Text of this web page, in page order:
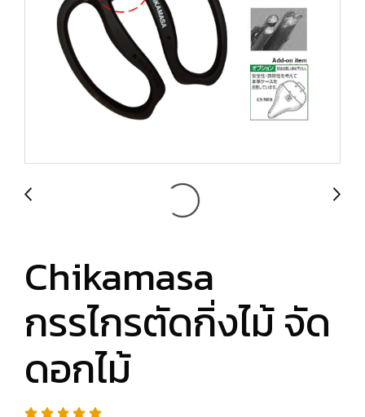
Chikamasa
กรรไกรตัดกิ่งไม้ จัด
ดอกไม้